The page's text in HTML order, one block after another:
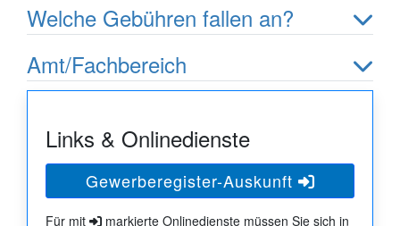
Welche Gebühren fallen an?
Amt/Fachbereich
Links & Onlinedienste
Gewerberegister-Auskunft
Für mit
markierte Onlinedienste müssen Sie sich in